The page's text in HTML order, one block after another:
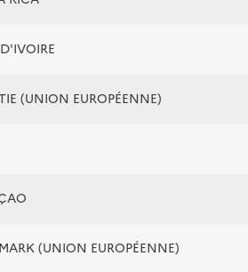
(UNION EUROPÉENNE)
(UNION EUROPÉENNE)